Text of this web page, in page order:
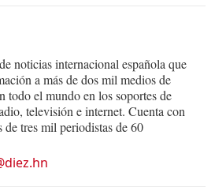
noticias internacional española que
a más de dos mil medios de
todo el mundo en los soportes de
televisión e internet. Cuenta con
de tres mil periodistas de 60